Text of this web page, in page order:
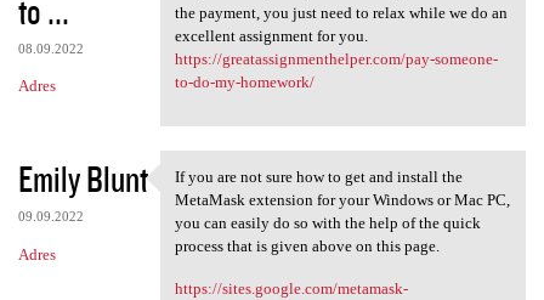
to ...
08.09.2022
Adres
the payment, you just need to relax while we do an
excellent assignment for you.
https://greatassignmenthelper.com/pay-someone-
to-do-my-homework/
Emily Blunt
09.09.2022
Adres
If you are not sure how to
If you are not sure how to get and install the
MetaMask extension for your Windows or Mac PC,
you can easily do so with the help of the quick
process that is given above on this page.
https://sites.google.com/metamask-